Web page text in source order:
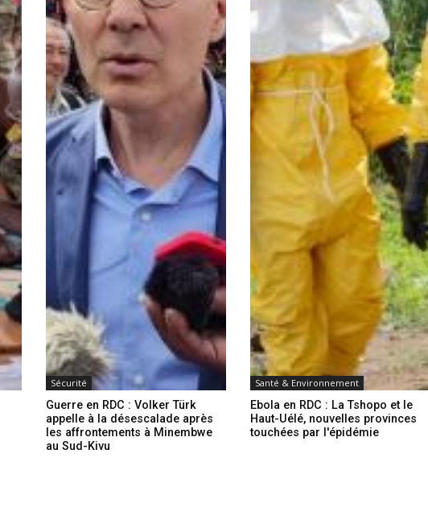
Sécurité
Guerre en RDC : Volker Türk
appelle à la désescalade après
les affrontements à Minembwe
au Sud-Kivu
Santé & Environnement
Ebola en RDC : La Tshopo et le
Haut-Uélé, nouvelles provinces
touchées par l'épidémie